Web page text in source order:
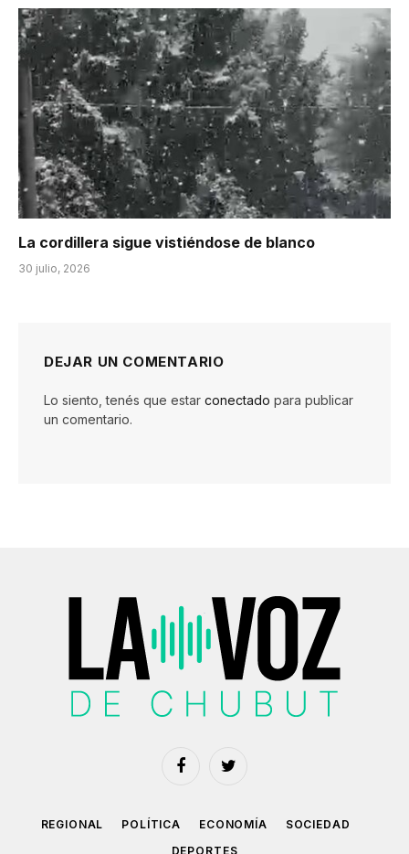
La cordillera sigue vistiéndose de blanco
30 julio, 2026
DEJAR UN COMENTARIO
Lo siento, tenés que estar conectado para publicar
un comentario.
FacebookTwitter
REGIONAL POLÍTICA ECONOMÍA
SOCIEDAD
DEPORTES